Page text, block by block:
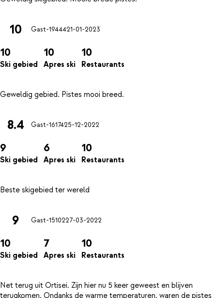
10 Gast-1944421-01-2023
10
Ski gebied
10
Apres ski
10
Restaurants
8.4 Gast-1617425-12-2022
9
Ski gebied
6
Apres ski
10
Restaurants
9 Gast-1510227-03-2022
10
Ski gebied
7
Apres ski
10
Restaurants
Net terug uit Ortisei. Zijn hier nu 5 keer geweest en blijven
terugkomen. Ondanks de warme temperaturen, waren de pistes